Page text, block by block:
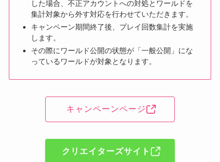
した場合、不正アカウントへの対処とワールドを
集計対象から外す対応を行わせていただきます。
キャンペーン期間終了後、プレイ回数集計を実施
します。
その際にワールド公開の状態が「一般公開」にな
っているワールドが対象となります。
キャンペーンページ
クリエイターズサイト